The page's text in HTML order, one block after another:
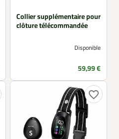
Collier supplémentaire pour
clôture télécommandée
Disponible
Prix
59,99 €
favorite_border